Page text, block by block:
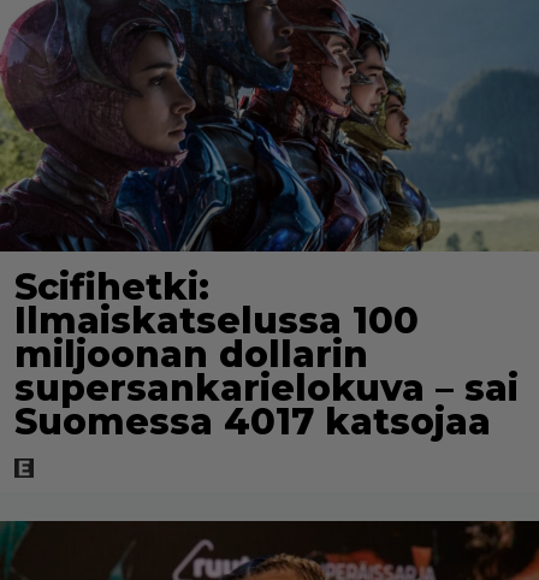
Scifihetki:
Ilmaiskatselussa 100
miljoonan dollarin
supersankarielokuva – sai
Suomessa 4017 katsojaa